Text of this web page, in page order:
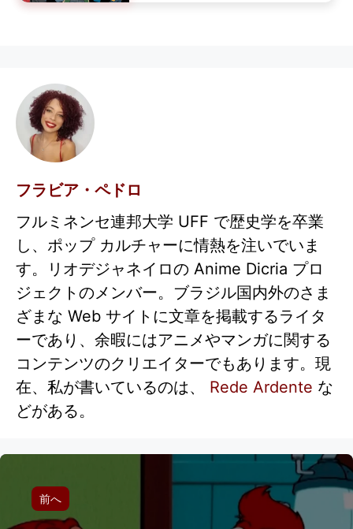
フラビア・ペドロ
フルミネンセ連邦大学 UFF で歴史学を卒業
し、ポップ カルチャーに情熱を注いでいま
す。リオデジャネイロの Anime Dicria プロ
ジェクトのメンバー。ブラジル国内外のさま
ざまな Web サイトに文章を掲載するライタ
ーであり、余暇にはアニメやマンガに関する
コンテンツのクリエイターでもあります。現
在、私が書いているのは、 Rede Ardente な
どがある。
前へ